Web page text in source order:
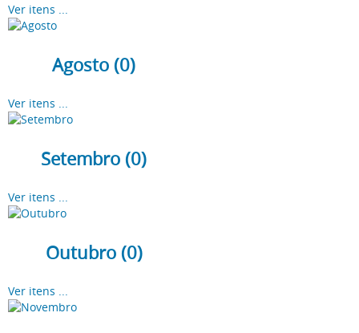
Ver itens ...
Agosto (0)
Ver itens ...
Setembro (0)
Ver itens ...
Outubro (0)
Ver itens ...